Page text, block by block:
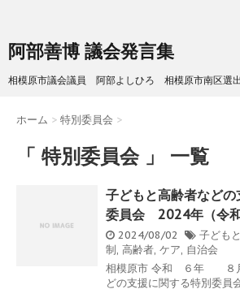
阿部善博 議会発言集
相模原市議会議員 阿部よしひろ 相模原市南区選出
ホーム > 特別委員会 >
「 特別委員会 」 一覧
子どもと高齢者などの
委員会 2024年（令
2024/08/02 子ども
制, 高齢者, ケア, 自治会
相模原市 令和 ６年 ８
どの支援に関する特別委員